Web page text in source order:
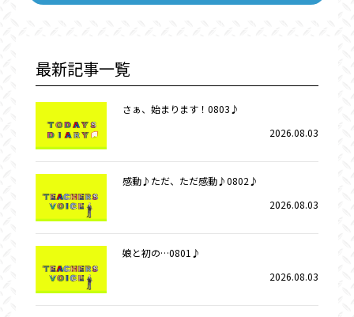
最新記事一覧
さぁ、始まります！0803♪
2026.08.03
感動♪ただ、ただ感動♪0802♪
2026.08.03
娘と初の…0801♪
2026.08.03